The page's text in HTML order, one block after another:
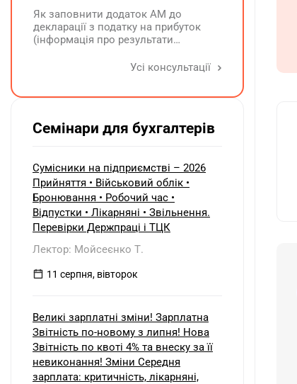
Як заповнити додаток АМ до
декларації з податку на прибуток
(інформація про результати
Чи потрібно для цього брати дані
вартість усіх таких верстатів на
рішення про застосування
прискореної амортизації прийнято з
01.01.2025 р., а щодо інших — з
01.01.2026 р.
Усі консультації
Семінари для бухгалтерів
Сумісники на підприємстві – 2026
Прийняття • Військовий облік •
Бронювання • Робочий час •
Відпустки • Лікарняні • Звільнення.
Перевірки Держпраці і ТЦК
Лектор: Мойсеєнко Т.
11 серпня, вівторок
Великі зарплатні зміни! Зарплатна
Звітність по-новому з липня! Нова
Звітність по квоті 4% та внеску за її
невиконання! Зміни Середня
зарплата: критичність, лікарняні,